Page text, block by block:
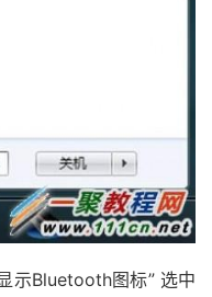
示Bluetooth图标” 选中